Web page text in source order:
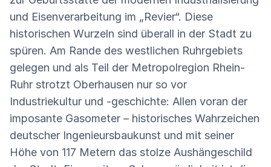
und Eisenverarbeitung im „Revier“. Diese
historischen Wurzeln sind überall in der Stadt zu
spüren. Am Rande des westlichen Ruhrgebiets
gelegen und als Teil der Metropolregion Rhein-
Ruhr strotzt Oberhausen nur so vor
Industriekultur und -geschichte: Allen voran der
imposante Gasometer – historisches Wahrzeichen
deutscher Ingenieursbaukunst und mit seiner
Höhe von 117 Metern das stolze Aushängeschild